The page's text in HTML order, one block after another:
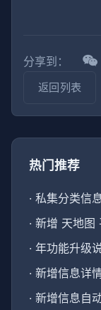
分享到：
返回列表
热门推荐
· 私集分类信
· 新增 天地图
· 年功能升级
· 新增信息详
· 新增信息自